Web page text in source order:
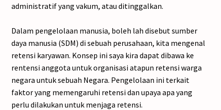
administratif yang vakum, atau ditinggalkan.
Dalam pengelolaan manusia, boleh lah disebut sumber
daya manusia (SDM) di sebuah perusahaan, kita mengenal
retensi karyawan. Konsep ini saya kira dapat dibawa ke
rentensi anggota untuk organisasi atapun retensi warga
negara untuk sebuah Negara. Pengelolaan ini terkait
faktor yang memengaruhi retensi dan upaya apa yang
perlu dilakukan untuk menjaga retensi.